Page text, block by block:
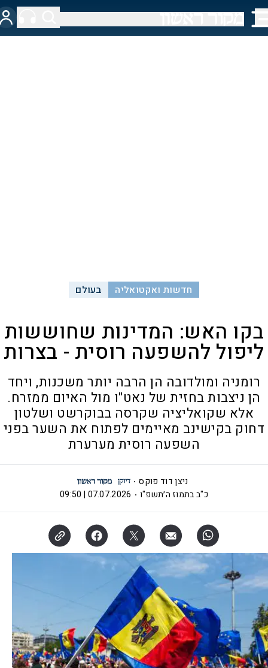
חדשות ואקטואליה בעולם
בקו האש: המדינות שחוששות
ליפול להשפעה רוסית - בצרות
רומניה ומולדובה הן הרבה יותר משכנות, ויחד
הן ניצבות בחזית של נאט"ו מול האיום ממזרח.
אלא שקואליציה שקרסה בבוקרשט ושלטון
דחוק בקישינב מאיימים לפתוח את השער בפני
השפעה רוסית מערערת
ניצן דוד פוקס
כ"ב בתמוז ה׳תשפ"ו
07.07.2026 | 09:50